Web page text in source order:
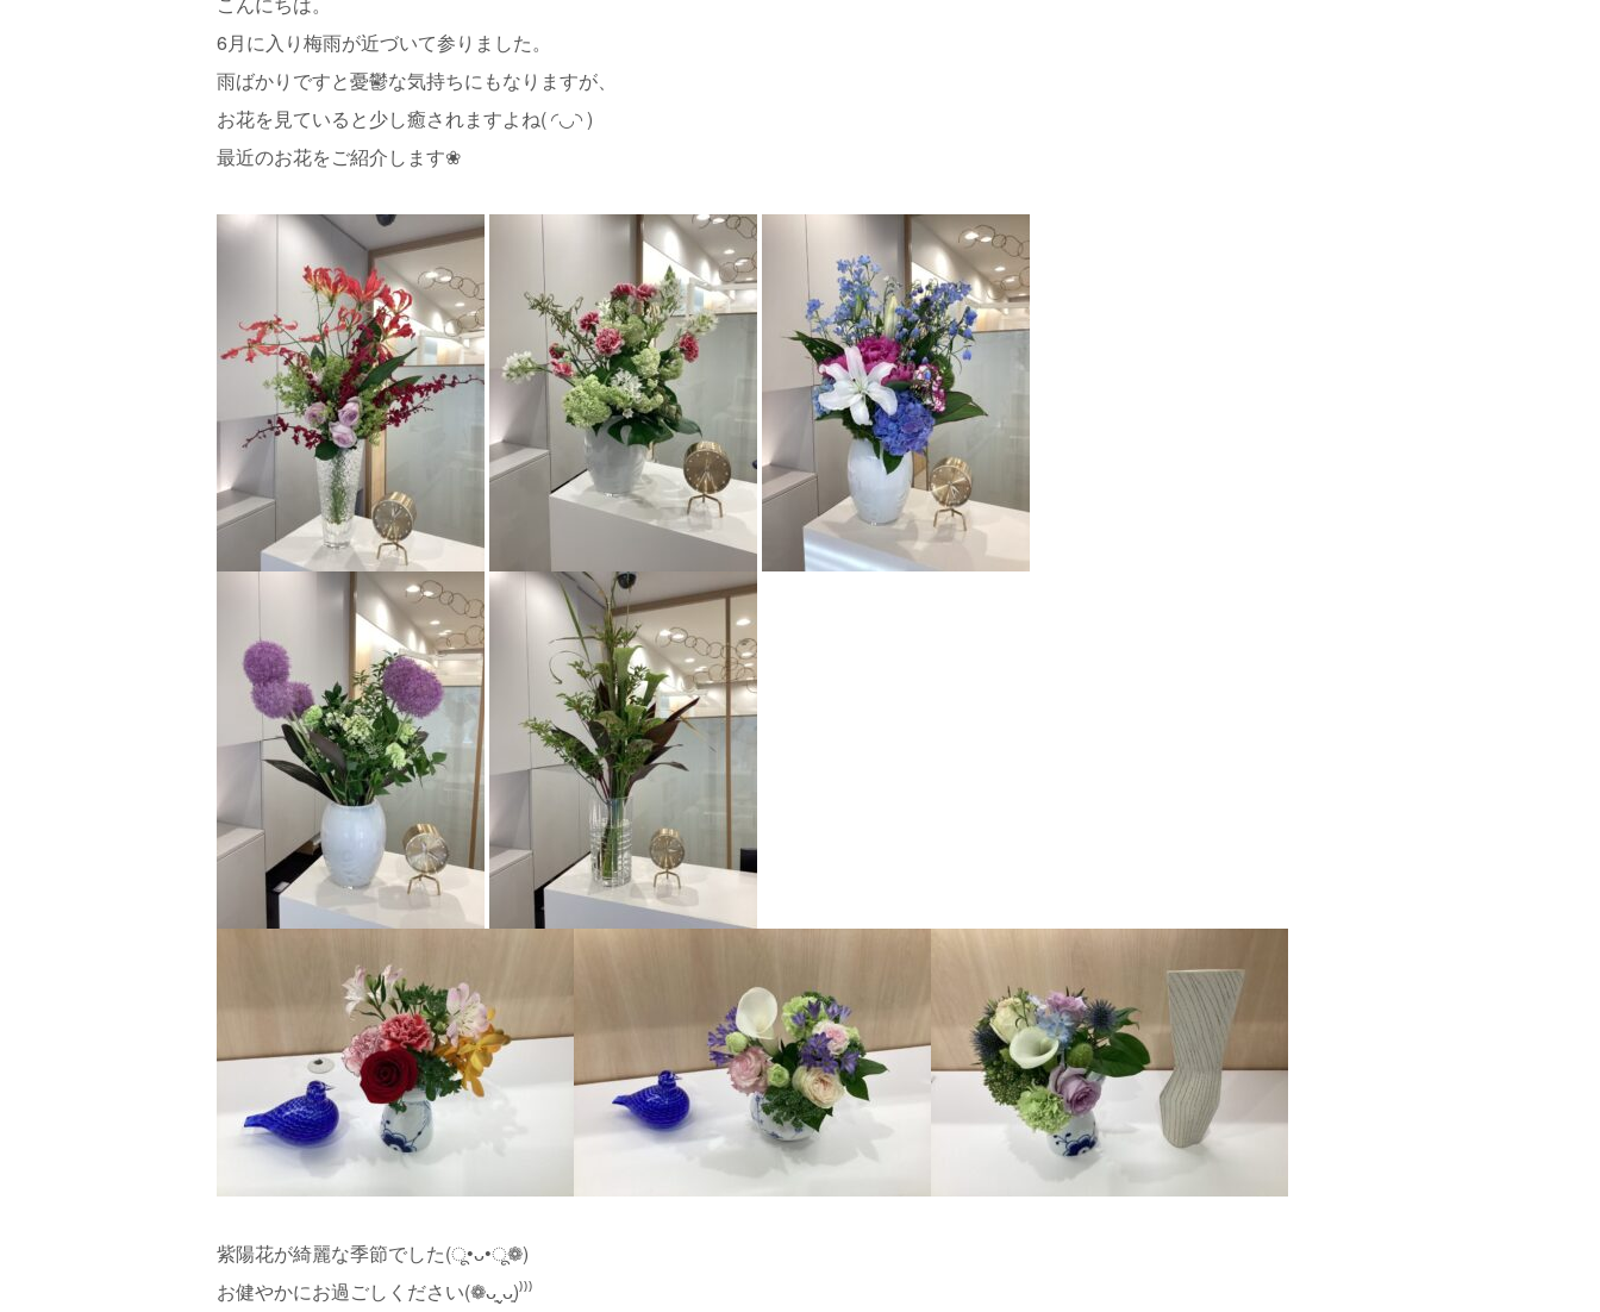
6月に入り梅雨が近づいて参りました。
雨ばかりですと憂鬱な気持ちにもなりますが、
お花を見ていると少し癒されますよね( ◜◡◝ )
最近のお花をご紹介します❀
紫陽花が綺麗な季節でした(ू•ᴗ•ू❁)
お健やかにお過ごしください(❁ᴗ͈ˬᴗ͈)⁾⁾⁾